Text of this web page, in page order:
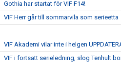
Gothia har startat för VIF F14!
VIF Herr går till sommarvila som serieetta
VIF Akademi vilar inte i helgen
VIF i fortsatt serieledning, slog Tenhult